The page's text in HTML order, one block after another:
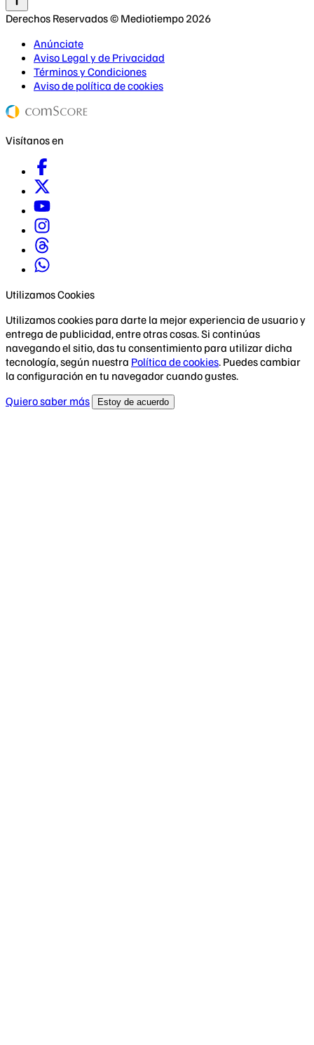
Derechos Reservados © Mediotiempo 2026
Anúnciate
Aviso Legal y de Privacidad
Términos y Condiciones
Aviso de política de cookies
Visítanos en
Utilizamos Cookies
Utilizamos cookies para darte la mejor experiencia de usuario y
entrega de publicidad, entre otras cosas. Si continúas
navegando el sitio, das tu consentimiento para utilizar dicha
tecnología, según nuestra Política de cookies. Puedes cambiar
la configuración en tu navegador cuando gustes.
Quiero saber más
Estoy de acuerdo